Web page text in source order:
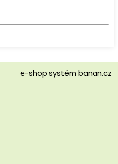
e-shop systém banan.cz